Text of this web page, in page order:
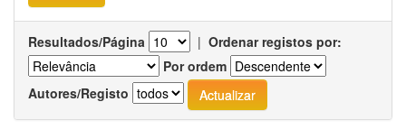
Resultados/Página | Ordenar registos por:
Por ordem
Autores/Registo